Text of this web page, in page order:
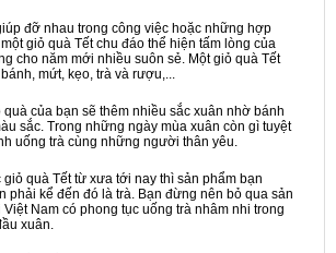
đỡ nhau trong công việc hoặc những hợp
giỏ quà Tết chu đáo thể hiện tấm lòng của
cho năm mới nhiều suôn sẻ. Một giỏ quà Tết
mứt, kẹo, trà và rượu,...
quà của bạn sẽ thêm nhiều sắc xuân nhờ bánh
sắc. Trong những ngày mùa xuân còn gì tuyệt
uống trà cùng những người thân yêu.
giỏ quà Tết từ xưa tới nay thì sản phẩm bạn
phải kể đến đó là trà. Bạn đừng nên bỏ qua sản
Nam có phong tục uống trà nhâm nhi trong
xuân.